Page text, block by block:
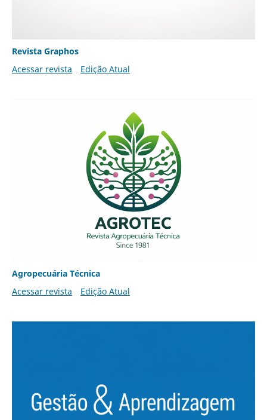
Revista Graphos
Acessar revista
Edição Atual
Agropecuária Técnica
Acessar revista
Edição Atual